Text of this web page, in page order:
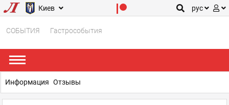
Киев рус
СОБЫТИЯ Гастрособытия
Информация Отзывы